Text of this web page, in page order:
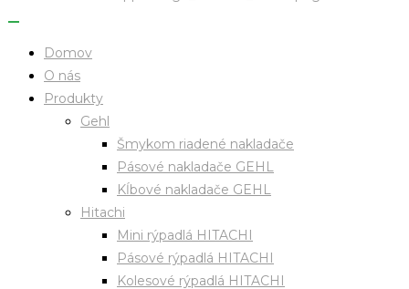
Domov
O nás
Produkty
Gehl
Šmykom riadené nakladače
Pásové nakladače GEHL
Kĺbové nakladače GEHL
Hitachi
Mini rýpadlá HITACHI
Pásové rýpadlá HITACHI
Kolesové rýpadlá HITACHI